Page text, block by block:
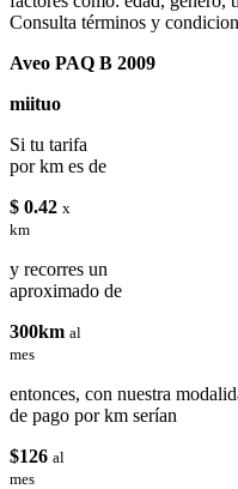
Consulta términos y
Aveo PAQ B 2009
miituo
Si tu tarifa
por km es de
$ 0.42 x
km
y recorres un
aproximado de
300km al
mes
entonces, con nuestra
de pago por km serían
$126 al
mes